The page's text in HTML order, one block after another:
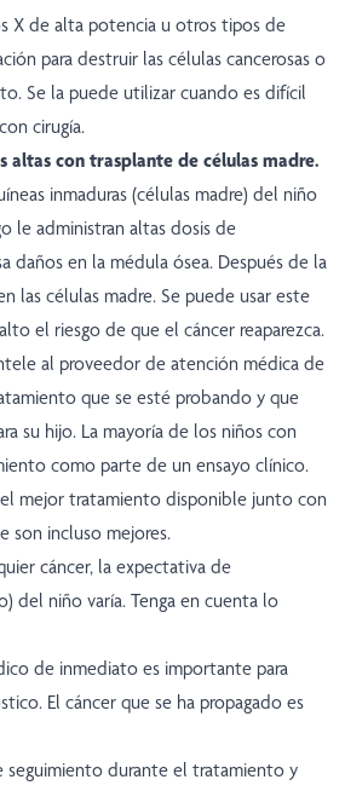
X de alta potencia u otros tipos de
para destruir las células cancerosas o
Se la puede utilizar cuando es difícil
cirugía.
altas con trasplante de células madre.
inmaduras (células madre) del niño
le administran altas dosis de
daños en la médula ósea. Después de la
las células madre. Se puede usar este
el riesgo de que el cáncer reaparezca.
al proveedor de atención médica de
que se esté probando y que
su hijo. La mayoría de los niños con
como parte de un ensayo clínico.
mejor tratamiento disponible junto con
son incluso mejores.
cáncer, la expectativa de
del niño varía. Tenga en cuenta lo
de inmediato es importante para
El cáncer que se ha propagado es
seguimiento durante el tratamiento y